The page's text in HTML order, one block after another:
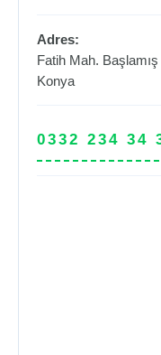
Adres:
Fatih Mah.
Konya
0332 234 34